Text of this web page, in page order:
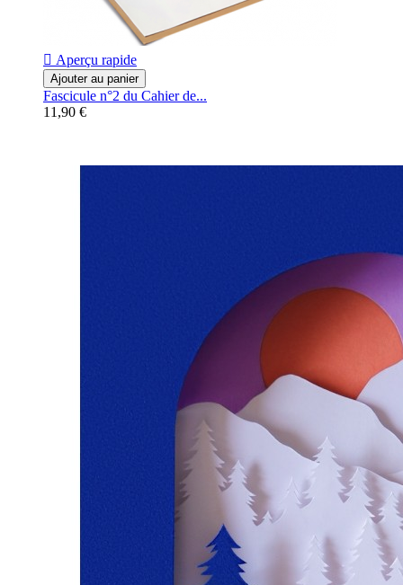
 Aperçu rapide
Ajouter au panier
Fascicule n°2 du Cahier de...
11,90 €